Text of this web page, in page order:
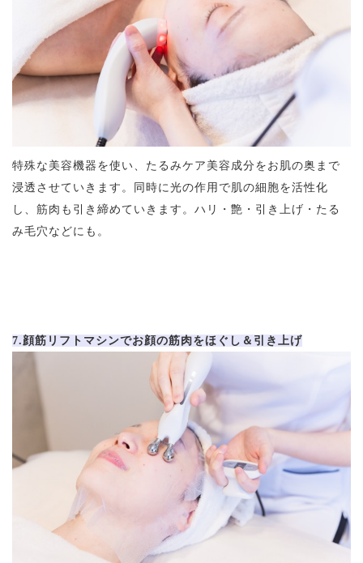
特殊な美容機器を使い、たるみケア美容成分をお肌の奥まで
浸透させていきます。同時に光の作用で肌の細胞を活性化
し、筋肉も引き締めていきます。ハリ・艶・引き上げ・たる
み毛穴などにも。
7.顔筋リフトマシンでお顔の筋肉をほぐし＆引き上げ